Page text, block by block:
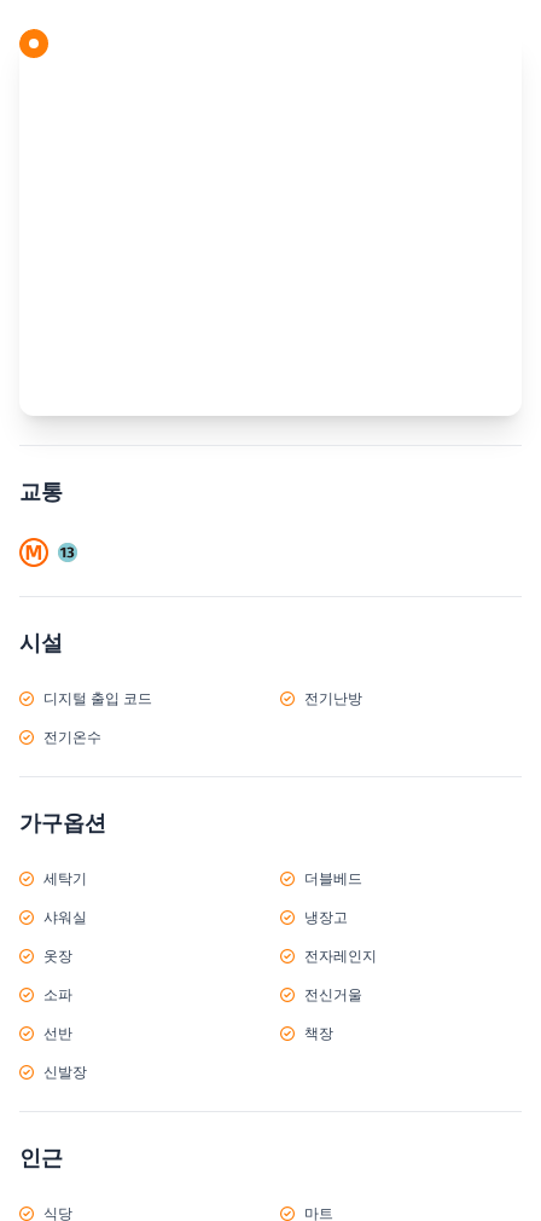
교통
시설
디지털 출입 코드 전기난방
전기온수
가구옵션
세탁기 더블베드
샤워실 냉장고
옷장 전자레인지
소파 전신거울
선반 책장
신발장
인근
식당 마트